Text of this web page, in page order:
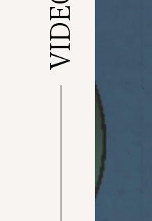
VIDEO